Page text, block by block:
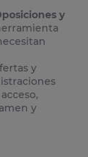
y
y
y